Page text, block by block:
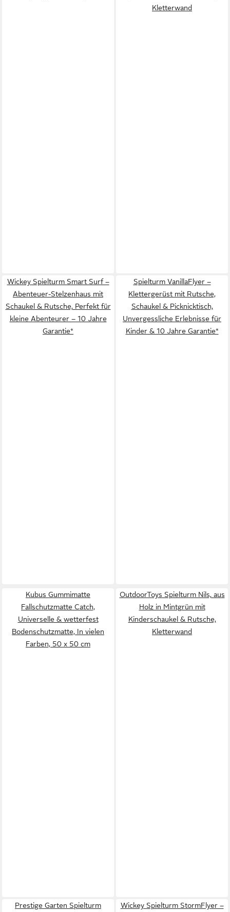
Kletterwand
Wickey Spielturm Smart Surf –
Abenteuer-Stelzenhaus mit
Schaukel & Rutsche, Perfekt für
kleine Abenteurer – 10 Jahre
Garantie*
Spielturm VanillaFlyer –
Klettergerüst mit Rutsche,
Schaukel & Picknicktisch,
Unvergessliche Erlebnisse für
Kinder & 10 Jahre Garantie*
Kubus Gummimatte
Fallschutzmatte Catch,
Universelle & wetterfest
Bodenschutzmatte, In vielen
Farben, 50 x 50 cm
OutdoorToys Spielturm Nils, aus
Holz in Mintgrün mit
Kinderschaukel & Rutsche,
Kletterwand
Prestige Garten Spielturm Wickey Spielturm StormFlyer –